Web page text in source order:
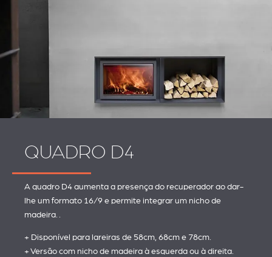
QUADRO D4
A quadro D4 aumenta a presença do recuperador ao dar-
lhe um formato 16/9 e permite integrar um nicho de
madeira. .
+ Disponível para lareiras de 58cm, 68cm e 78cm.
+ Versão com nicho de madeira à esquerda ou à direita.